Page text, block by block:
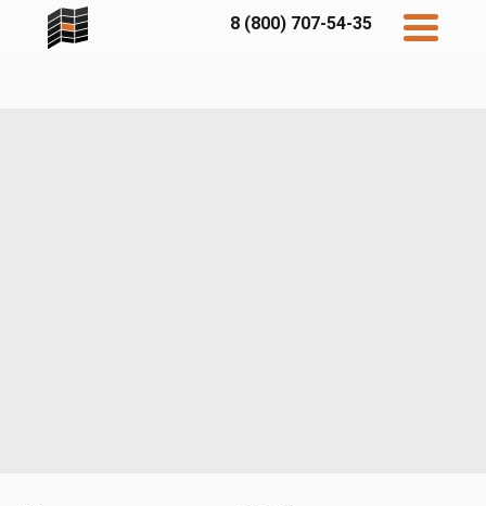
8 (800) 707-54-35